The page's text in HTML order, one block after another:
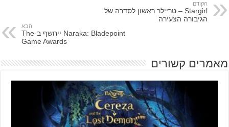
הקודם
Stargirl – טריילר ראשון לסדרה של
הגיבורה הצעירה
הבא
Naraka: Bladepoint ייחשף ב-The
Game Awards
מאמרים קשורים